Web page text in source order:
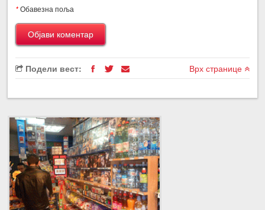
*Обавезна поља
Подели вест: Врх странице